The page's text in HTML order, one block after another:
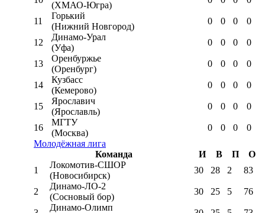
(ХМАО-Югра)
11
Горький
(Нижний Новгород)
0 0 0 0
12
Динамо-Урал
(Уфа)
0 0 0 0
13
Оренбуржье
(Оренбург)
0 0 0 0
14
Кузбасс
(Кемерово)
0 0 0 0
15
Ярославич
(Ярославль)
0 0 0 0
16
МГТУ
(Москва)
0 0 0
0
Молодёжная лига
Команда
И В П
О
1
Локомотив-CШОР
(Новосибирск)
30 28 2 83
2
Динамо-ЛО-2
(Сосновый бор)
30 25 5 76
Динамо-Олимп